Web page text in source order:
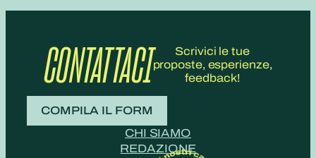
CONTATTACI
Scrivici le tue
proposte, esperienze,
feedback!
COMPILA IL FORM
CHI SIAMO
REDAZIONE